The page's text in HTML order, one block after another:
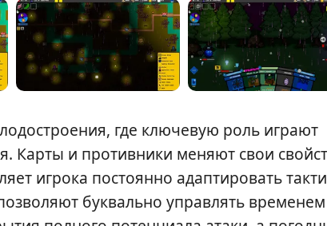
где ключевую роль играют
Карты и противники меняют свои
игрока постоянно адаптировать
буквально управлять временем